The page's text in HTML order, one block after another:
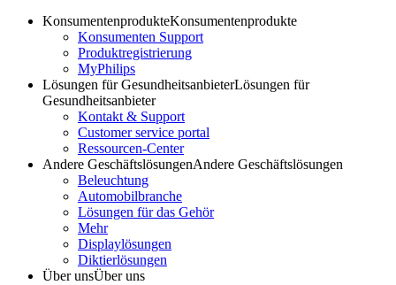
KonsumentenprodukteKonsumentenprodukte
Konsumenten Support
Produktregistrierung
MyPhilips
Lösungen für GesundheitsanbieterLösungen für
Gesundheitsanbieter
Kontakt & Support
Customer service portal
Ressourcen-Center
Andere GeschäftslösungenAndere Geschäftslösungen
Beleuchtung
Automobilbranche
Lösungen für das Gehör
Mehr
Displaylösungen
Diktierlösungen
Über unsÜber uns